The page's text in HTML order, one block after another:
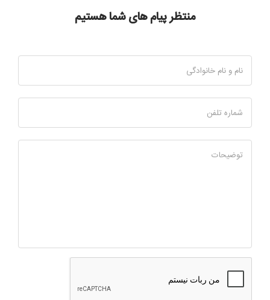
منتظر پیام های شما هستیم
نام و نام خانوادگی
شماره تلفن
توضیحات